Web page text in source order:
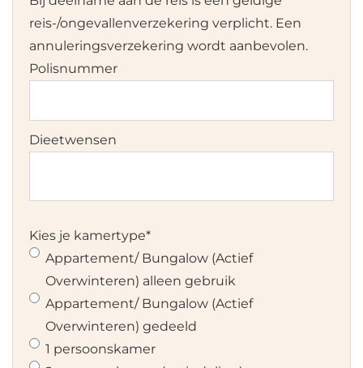
reis-/ongevallenverzekering verplicht. Een
annuleringsverzekering wordt aanbevolen.
Polisnummer
Dieetwensen
Kies je kamertype*
Appartement/ Bungalow (Actief
Overwinteren) alleen gebruik
Appartement/ Bungalow (Actief
Overwinteren) gedeeld
1 persoonskamer